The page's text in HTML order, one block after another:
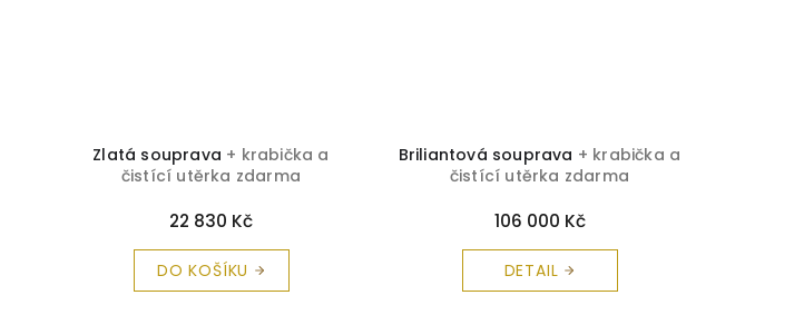
Zlatá souprava + krabička a
čistící utěrka zdarma
22 830 Kč
DO KOŠÍKU
Briliantová souprava + krabička a
čistící utěrka zdarma
106 000 Kč
DETAIL